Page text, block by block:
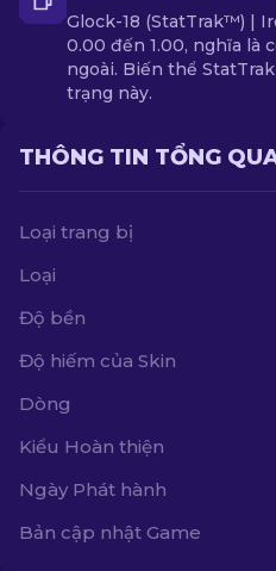
Glock-18 (StatTrak™) |
0.00 đến 1.00, nghĩa là
ngoài. Biến thể
trạng này.
THÔNG TIN TỔNG
Loại trang bị
Loại
Độ bền
Độ hiếm của Skin
Dòng
Kiểu Hoàn thiện
Ngày Phát hành
Bản cập nhật Game